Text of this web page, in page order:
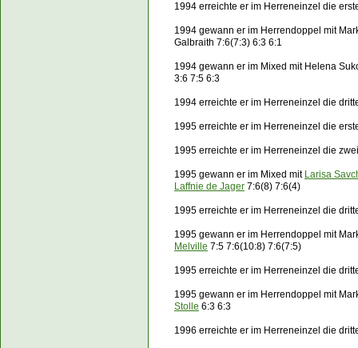
1994 erreichte er im Herreneinzel die
1994 gewann er im Herrendoppel mit
Galbraith 7:6(7:3) 6:3 6:1
1994 gewann er im Mixed mit Helena
3:6 7:5 6:3
1994 erreichte er im Herreneinzel die
1995 erreichte er im Herreneinzel die
1995 erreichte er im Herreneinzel die
1995 gewann er im Mixed mit Larisa
Laffnie de Jager 7:6(8) 7:6(4)
1995 erreichte er im Herreneinzel die
1995 gewann er im Herrendoppel mit
Melville 7:5 7:6(10:8) 7:6(7:5)
1995 erreichte er im Herreneinzel die
1995 gewann er im Herrendoppel mit
Stolle 6:3 6:3
1996 erreichte er im Herreneinzel die